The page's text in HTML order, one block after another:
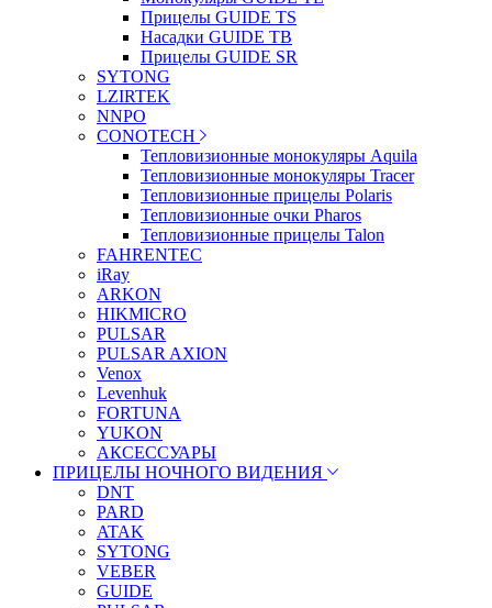
Прицелы GUIDE TS
Насадки GUIDE TB
Прицелы GUIDE SR
SYTONG
LZIRTEK
NNPO
CONOTECH
Тепловизионные монокуляры Aquila
Тепловизионные монокуляры Tracer
Тепловизионные прицелы Polaris
Тепловизионные очки Pharos
Тепловизионные прицелы Talon
FAHRENTEC
iRay
ARKON
HIKMICRO
PULSAR
PULSAR AXION
Venox
Levenhuk
FORTUNA
YUKON
АКСЕССУАРЫ
ПРИЦЕЛЫ НОЧНОГО ВИДЕНИЯ
DNT
PARD
ATAK
SYTONG
VEBER
GUIDE